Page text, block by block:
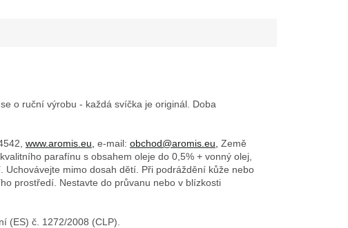
o ruční výrobu - každá svíčka je originál. Doba
www.aromis.eu, e-mail: obchod@aromis.eu, Země
parafínu s obsahem oleje do 0,5% + vonný olej,
mimo dosah dětí. Při podráždění kůže nebo
prostředí. Nestavte do průvanu nebo v blízkosti
(ES) č. 1272/2008 (CLP).